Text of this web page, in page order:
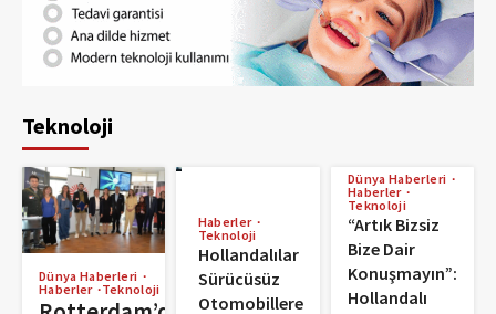
Teknoloji
Dünya Haberleri
Haberler Teknoloji
Haberler
Teknoloji
Hollandalılar
Sürücüsüz
Otomobillere
Dünya Haberleri
Haberler
Teknoloji
“Artık Bizsiz
Bize Dair
Konuşmayın”:
Hollandalı